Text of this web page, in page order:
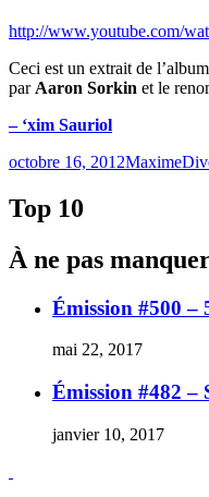
http://www.youtube.com/
Ceci est un extrait de l’album
par Aaron Sorkin et le
– ‘xim Sauriol
Publié
octobre 16, 2012Maxime
Top 10
À ne pas
Émission #500 –
mai 22, 2017
Émission #482 –
janvier 10, 2017